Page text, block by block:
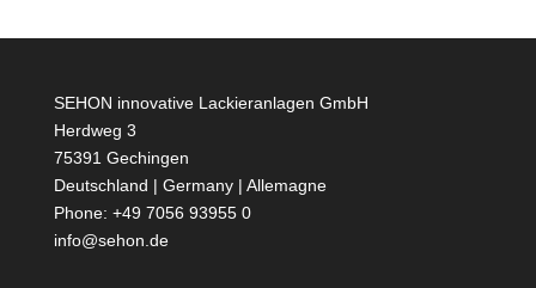
SEHON innovative Lackieranlagen GmbH
Herdweg 3
75391 Gechingen
Deutschland | Germany | Allemagne
Phone: +49 7056 93955 0
info@sehon.de